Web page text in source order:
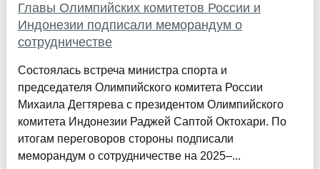
Главы Олимпийских комитетов России и
Индонезии подписали меморандум о
сотрудничестве
Состоялась встреча министра спорта и
председателя Олимпийского комитета России
Михаила Дегтярева с президентом Олимпийского
комитета Индонезии Раджей Саптой Октохари. По
итогам переговоров стороны подписали
меморандум о сотрудничестве на 2025–...